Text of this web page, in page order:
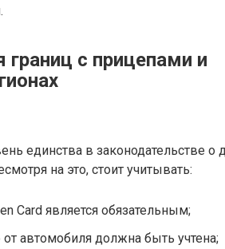
границ с прицепами и
единства в законодательстве
на это, стоит учитывать:
Card является обязательным;
автомобиля должна быть учтена;